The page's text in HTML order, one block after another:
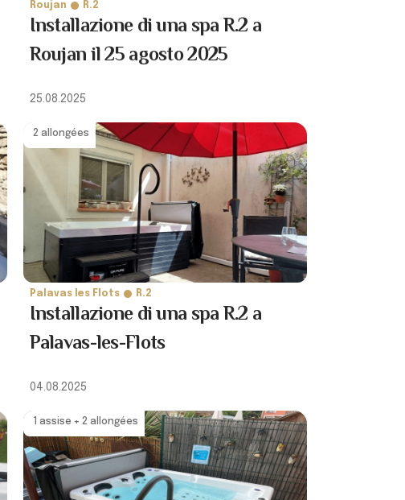
Roujan R.2
Installazione di una spa R.2 a
Roujan il 25 agosto 2025
25.08.2025
2 allongées
Palavas les Flots R.2
Installazione di una spa R.2 a
Palavas-les-Flots
04.08.2025
1 assise + 2 allongées